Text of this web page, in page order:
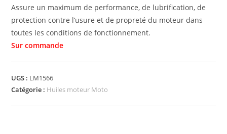
Assure un maximum de performance, de lubrification, de
protection contre l’usure et de propreté du moteur dans
toutes les conditions de fonctionnement.
UGS : LM1566
Catégorie : Huiles moteur Moto